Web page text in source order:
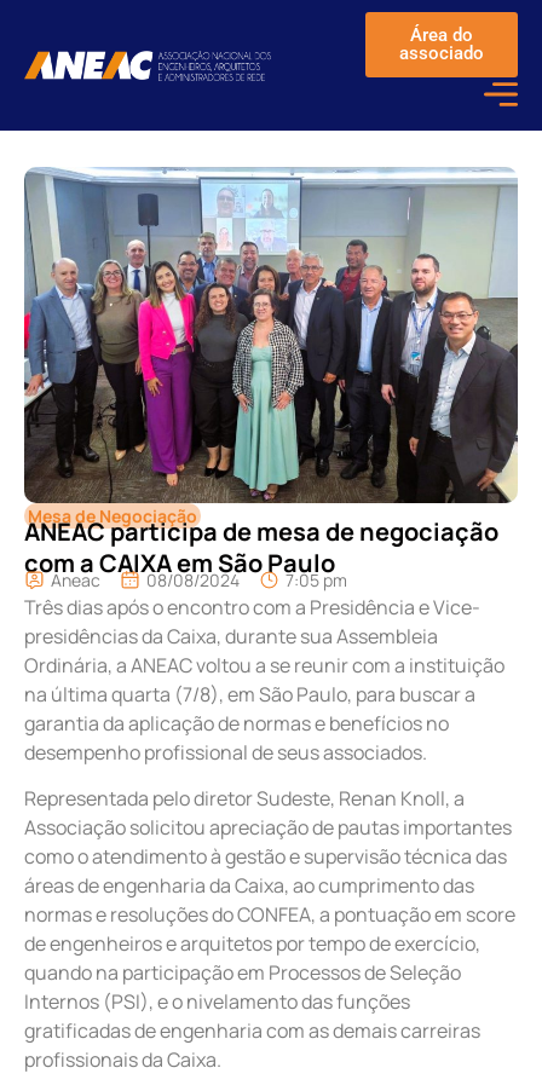
Área do
associado
Mesa de Negociação
ANEAC participa de mesa de negociação
com a CAIXA em São Paulo
Aneac 08/08/2024 7:05 pm
Três dias após o encontro com a Presidência e Vice-
presidências da Caixa, durante sua Assembleia
Ordinária, a ANEAC voltou a se reunir com a instituição
na última quarta (7/8), em São Paulo, para buscar a
garantia da aplicação de normas e benefícios no
desempenho profissional de seus associados.
Representada pelo diretor Sudeste, Renan Knoll, a
Associação solicitou apreciação de pautas importantes
como o atendimento à gestão e supervisão técnica das
áreas de engenharia da Caixa, ao cumprimento das
normas e resoluções do CONFEA, a pontuação em score
de engenheiros e arquitetos por tempo de exercício,
quando na participação em Processos de Seleção
Internos (PSI), e o nivelamento das funções
gratificadas de engenharia com as demais carreiras
profissionais da Caixa.